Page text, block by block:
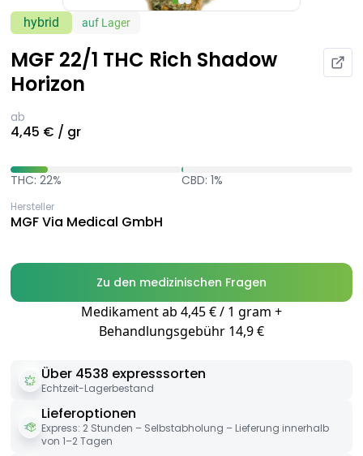
hybrid auf Lager
MGF 22/1 THC Rich Shadow
Horizon
ab
4,45 € / gr
THC: 22% CBD: 1%
Hersteller
MGF Via Medical GmbH
Zu den medizinischen Fragen
Medikament ab 4,45 € / 1 gram +
Behandlungsgebühr 14,9 €
Über 4538 expresssorten
Echtzeit-Lagerbestand
Lieferoptionen
Express: 2 Stunden – Selbstabholung – Lieferung innerhalb
von 1–2 Tagen